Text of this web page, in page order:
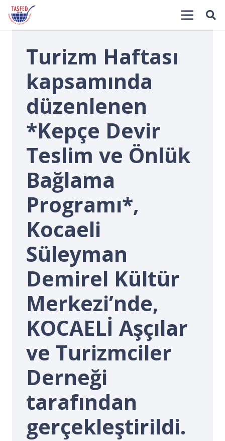
Turizm Haftası
kapsamında
düzenlenen
*Kepçe Devir
Teslim ve Önlük
Bağlama
Programı*,
Kocaeli
Süleyman
Demirel Kültür
Merkezi’nde,
KOCAELİ Aşçılar
ve Turizmciler
Derneği
tarafından
gerçekleştirildi.